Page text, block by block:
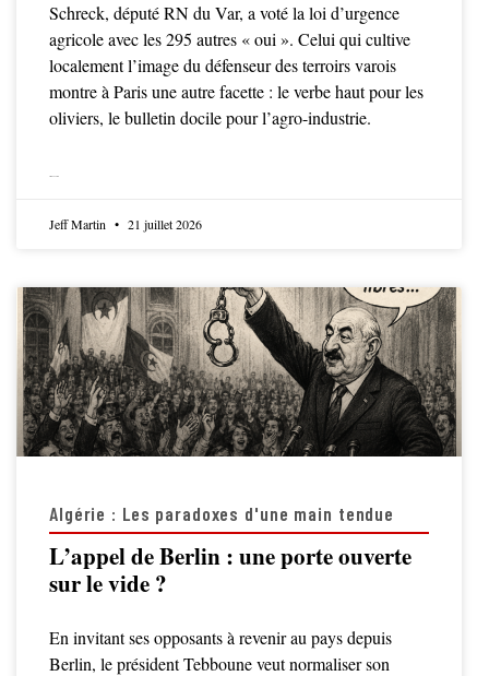
Schreck, député RN du Var, a voté la loi d’urgence
agricole avec les 295 autres « oui ». Celui qui cultive
localement l’image du défenseur des terroirs varois
montre à Paris une autre facette : le verbe haut pour les
oliviers, le bulletin docile pour l’agro-industrie.
Jeff Martin 21 juillet 2026
Algérie : Les paradoxes d'une main tendue
L’appel de Berlin : une porte ouverte
sur le vide ?
En invitant ses opposants à revenir au pays depuis
Berlin, le président Tebboune veut normaliser son